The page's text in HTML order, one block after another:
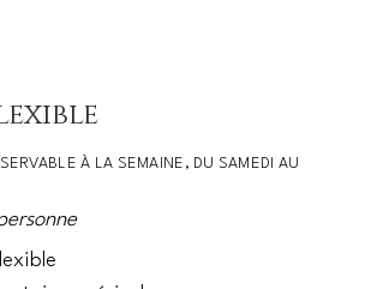
À LA SEMAINE, DU SAMEDI AU